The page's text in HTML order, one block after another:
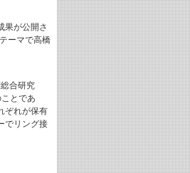
果が公開さ
ーマで高橋
合研究
とであ
ぞれが保有
でリング接